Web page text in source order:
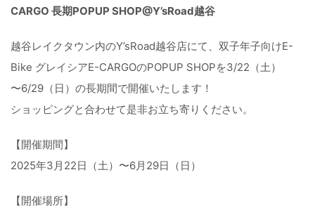
CARGO 長期POPUP SHOP@Y’sRoad越谷
越谷レイクタウン内のY’sRoad越谷店にて、 双子年子向けE-
Bike グレイシアE-CARGOのPOPUP SHOPを3/22（土）
〜6/29（日）の長期間で開催いたします！
ショッピングと合わせて是非お立ち寄りください。
【開催期間】
2025年3月22日（土）〜6月29日（日）
【開催場所】